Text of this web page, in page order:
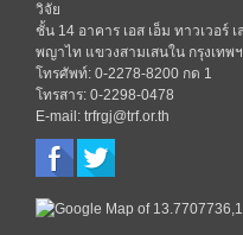
วิจัย
ชั้น 14 อาคาร เอส เอ็ม ทาวเวอร์
พญาไท แขวงสามเสนใน กรุงเทพ
โทรศัพท์: 0-2278-8200 กด 1
โทรสาร: 0-2298-0478
E-mail: trfrgj@trf.or.th